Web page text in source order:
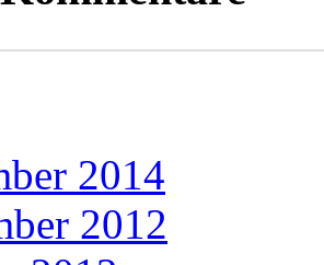
2014
2012